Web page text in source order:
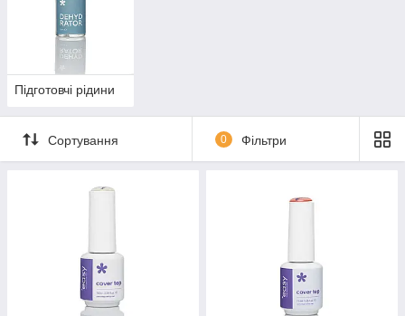
Підготовчі рідини
Сортування 0 Фільтри